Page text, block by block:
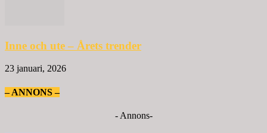
Inne och ute – Årets trender
23 januari, 2026
– ANNONS –
- Annons-